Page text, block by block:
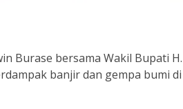
Burase bersama Wakil Bupati H.
banjir dan gempa bumi di